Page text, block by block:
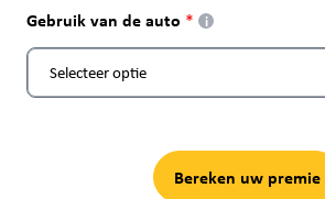
Gebruik van de auto i
Bereken uw premie